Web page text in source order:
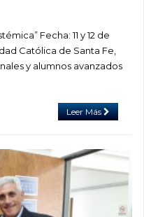
Fecha: 11 y 12 de
Católica de Santa Fe,
y alumnos avanzados
Leer Más